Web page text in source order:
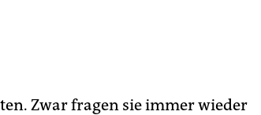
Zwar fragen sie immer wieder